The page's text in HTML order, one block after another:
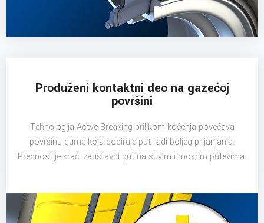
Produženi kontaktni deo na gazećoj
površini
Tehnologija Actve Breaking prilikom kočenja povećava
površinu gume koja dodiruje put radi boljeg prijanjanja.
Prednost je kraći zaustavni put na suvim i mokrim putevima.